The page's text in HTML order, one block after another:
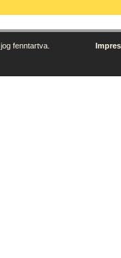
fenntartva.